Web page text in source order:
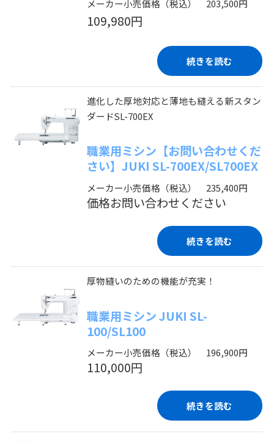
メーカー小売価格（税込） 203,500円
109,980円
続きを読む
進化した厚地対応と薄地も縫える新スタン
ダードSL-700EX
職業用ミシン【お問い合わせくだ
さい】JUKI SL-700EX/SL700EX
メーカー小売価格（税込） 235,400円
価格お問い合わせください
続きを読む
厚物縫いのための機能が充実！
職業用ミシン JUKI SL-
100/SL100
メーカー小売価格（税込） 196,900円
110,000円
続きを読む